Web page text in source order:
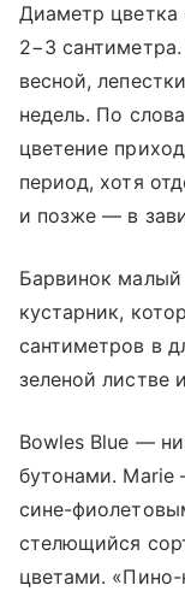
Диаметр цветка
2−3
весной,
недель. По
цветение
период, хотя
и позже — в
Барвинок
кустарник,
сантиметров в
зеленой листве
Bowles Blue —
бутонами. Marie
сине-
стелющийся
цветами.